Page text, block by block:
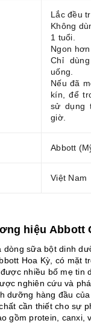
Lắc đều
Không
1 tuổi.
Ngon
Chỉ
uống.
Nếu đã
kín, để
sử dụng
giờ.
Abbott
Việt Nam
hiệu Abbott
dòng sữa bột dinh
Hoa Kỳ, có mặt
nhiều bố mẹ tin
nghiên cứu và
dưỡng hàng đầu
cần thiết cho sự
gồm protein, canxi,